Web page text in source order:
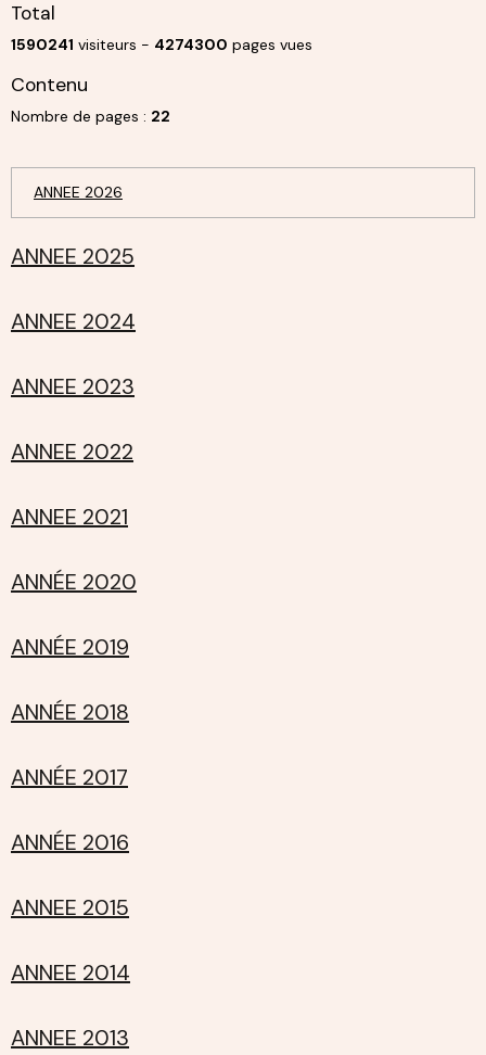
Total
1590241 visiteurs - 4274300 pages vues
Contenu
Nombre de pages : 22
ANNEE 2026
ANNEE 2025
ANNEE 2024
ANNEE 2023
ANNEE 2022
ANNEE 2021
ANNÉE 2020
ANNÉE 2019
ANNÉE 2018
ANNÉE 2017
ANNÉE 2016
ANNEE 2015
ANNEE 2014
ANNEE 2013